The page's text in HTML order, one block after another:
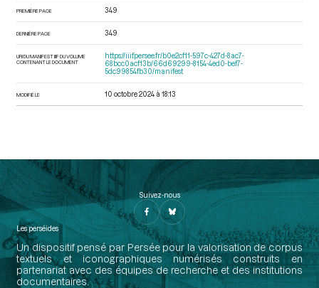
PREMIÈRE PAGE 349
DERNIÈRE PAGE 349
URI DU MANIFEST IIIF DU VOLUME
CONTENANT LE DOCUMENT
https://iiif.persee.fr/b0e2cf11-597c-427d-8ac7-
68bcc0acf13b/66d69299-8154-4ed0-bef7-
5dc99854fb30/manifest
MODIFIÉ LE 10 octobre 2024 à 18:13
Suivez-nous
Les perséides
Un dispositif pensé par Persée pour la valorisation de corpus
textuels et iconographiques numérisés construits en
partenariat avec des équipes de recherche et des institutions
documentaires.